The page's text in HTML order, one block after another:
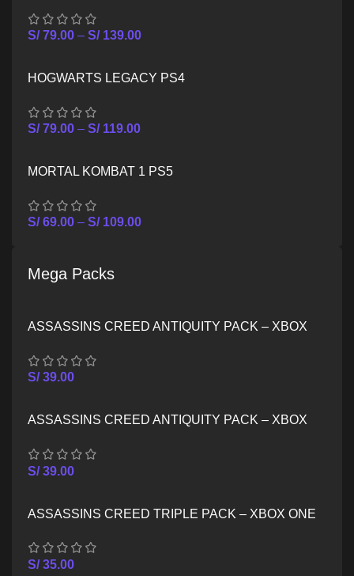
S/79.00 – S/139.00
HOGWARTS LEGACY PS4
S/79.00 – S/119.00
MORTAL KOMBAT 1 PS5
S/69.00 – S/109.00
Mega Packs
ASSASSINS CREED ANTIQUITY PACK – XBOX
S/39.00
ASSASSINS CREED ANTIQUITY PACK – XBOX
S/39.00
ASSASSINS CREED TRIPLE PACK – XBOX ONE
S/35.00